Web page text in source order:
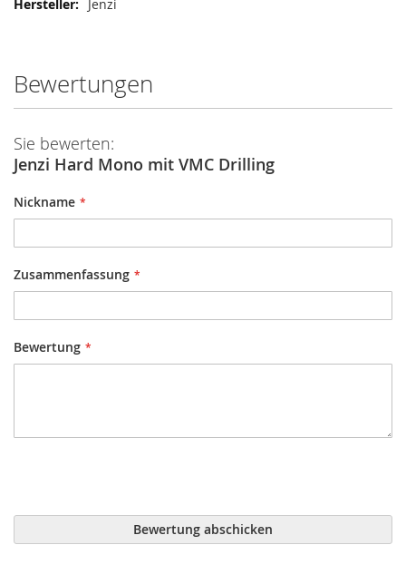
Mehr
Jenzi
Bewertungen
Sie bewerten:
Jenzi Hard Mono mit VMC Drilling
Nickname
Zusammenfassung
Bewertung
Bewertung abschicken